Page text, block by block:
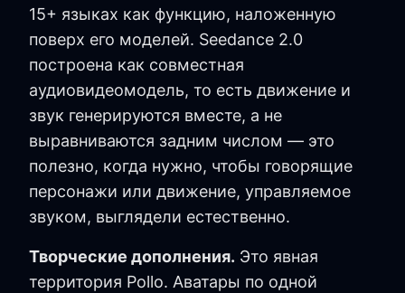
15+ языках как функцию, наложенную
поверх его моделей. Seedance 2.0
построена как совместная
аудиовидеомодель, то есть движение и
звук генерируются вместе, а не
выравниваются задним числом — это
полезно, когда нужно, чтобы говорящие
персонажи или движение, управляемое
звуком, выглядели естественно.
Творческие дополнения. Это явная
территория Pollo. Аватары по одной